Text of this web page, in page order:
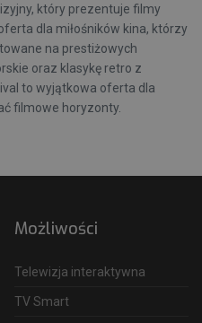
który prezentuje filmy
dla miłośników kina, którzy
na prestiżowych
oraz klasykę retro z
to wyjątkowa oferta dla
filmowe horyzonty.
Możliwości
Telewizja interaktywna
TV Smart